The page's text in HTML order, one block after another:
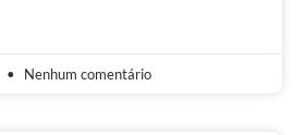
Nenhum comentário